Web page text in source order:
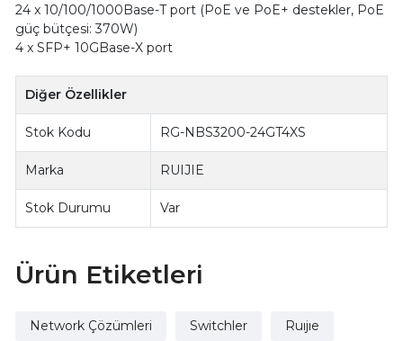
24 x 10/100/1000Base-T port (PoE ve PoE+ destekler, PoE
güç bütçesi: 370W)
4 x SFP+ 10GBase-X port
Diğer Özellikler
Stok Kodu RG-NBS3200-24GT4XS
Marka RUIJIE
Stok Durumu Var
Ürün Etiketleri
Network Çözümleri Switchler Ruıjıe